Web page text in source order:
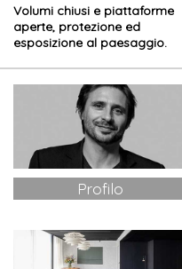
Volumi chiusi e piattaforme
aperte, protezione ed
esposizione al paesaggio.
un’architettura primitiva ed
Profilo